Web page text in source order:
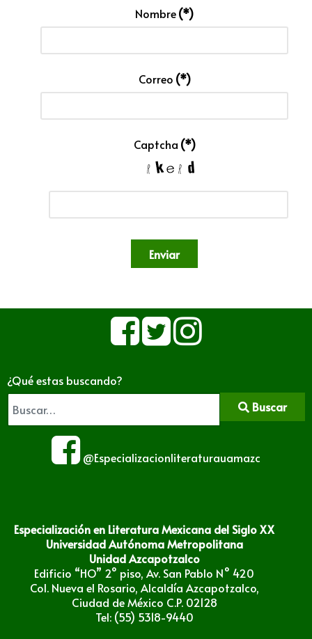
Nombre(*)
Correo (*)
Captcha (*)
Enviar
¿Qué estas buscando?
Buscar
@Especializacionliteraturauamazc
Especialización en Literatura Mexicana del Siglo XX
Universidad Autónoma Metropolitana
Unidad Azcapotzalco
Edificio “HO” 2° piso, Av. San Pablo N° 420
Col. Nueva el Rosario, Alcaldía Azcapotzalco,
Ciudad de México C.P. 02128
Tel: (55) 5318-9440